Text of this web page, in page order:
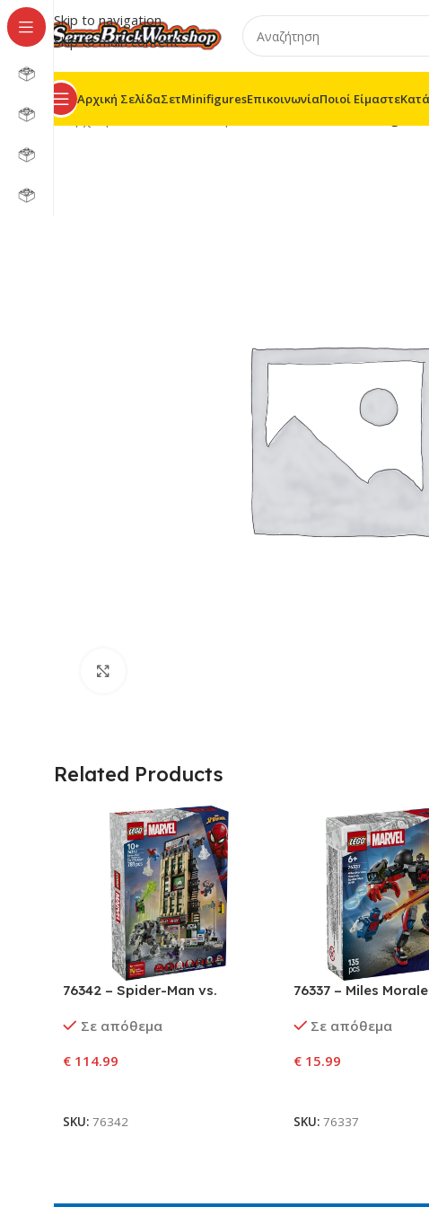
Skip to navigation
Skip to main content
Αρχική ΣελίδαΣετMinifiguresΕπικοινωνίαΠοιοί Είμαστε
Αρχική σελίδα
Related Products
76342 – Spider-Man vs.
Σε απόθεμα
€ 114.99
SKU: 76342
76337 – Miles
Σε απόθεμα
€15.99
SKU: 76337